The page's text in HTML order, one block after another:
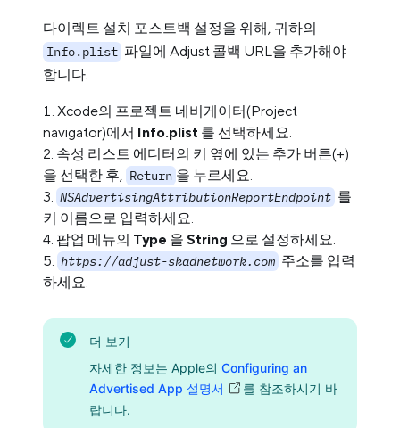
다이렉트 설치 포스트백 설정을 위해, 귀하의
Info.plist 파일에 Adjust 콜백 URL을 추가해야
합니다.
Xcode의 프로젝트 네비게이터(Project
navigator)에서 Info.plist 를 선택하세요.
속성 리스트 에디터의 키 옆에 있는 추가 버튼(+)
을 선택한 후, Return 을 누르세요.
NSAdvertisingAttributionReportEndpoint 를
키 이름으로 입력하세요.
팝업 메뉴의 Type 을 String 으로 설정하세요.
https://adjust-skadnetwork.com 주소를 입력
하세요.
더 보기
자세한 정보는 Apple의 Configuring an
Advertised App 설명서
를 참조하시기 바
랍니다.